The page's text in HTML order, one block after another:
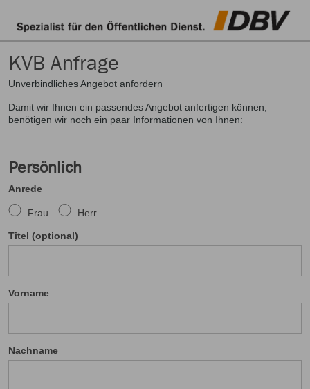
KVB Anfrage
Unverbindliches Angebot anfordern
Damit wir Ihnen ein passendes Angebot anfertigen können,
benötigen wir noch ein paar Informationen von Ihnen:
Persönlich
Anrede
Frau Herr
Titel (optional)
Vorname
Nachname